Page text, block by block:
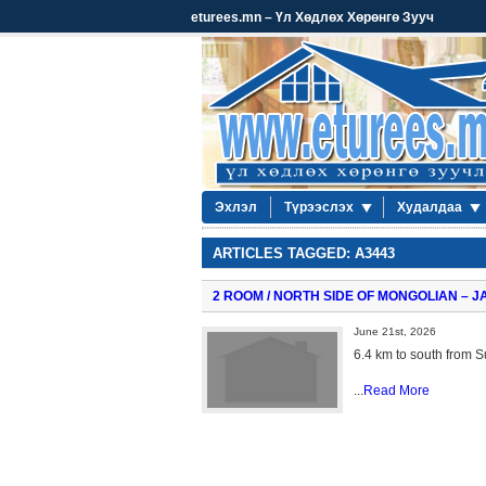
eturees.mn – Үл Хөдлөх Хөрөнгө Зууч
Эхлэл Түрээслэх Худалдаа
ARTICLES TAGGED: A3443
2 ROOM / NORTH SIDE OF MONGOLIAN –
June 21st, 2026
6.4 km to south from
...Read More